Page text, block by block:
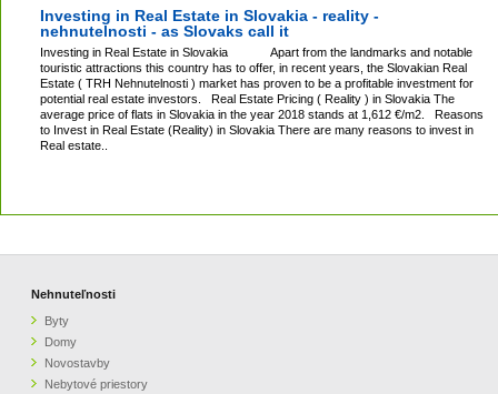
Investing in Real Estate in Slovakia - reality -
nehnutelnosti - as Slovaks call it
Investing in Real Estate in Slovakia Apart from the landmarks and notable
touristic attractions this country has to offer, in recent years, the Slovakian Real
Estate ( TRH Nehnutelnosti ) market has proven to be a profitable investment for
potential real estate investors. Real Estate Pricing ( Reality ) in Slovakia The
average price of flats in Slovakia in the year 2018 stands at 1,612 €/m2. Reasons
to Invest in Real Estate (Reality) in Slovakia There are many reasons to invest in
Real estate..
Nehnuteľnosti
Byty
Domy
Novostavby
Nebytové priestory